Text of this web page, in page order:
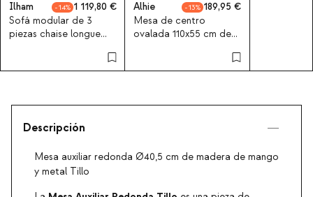
Ilham 14
1 119,80
Sofá modular de 3
piezas chaise longue
redondo de tela Ilham
Alhie 13
189,95
Mesa de centro
ovalada 110x55 cm de
Descripción
Mesa auxiliar redonda Ø40,5 cm de madera de mango
y metal Tillo